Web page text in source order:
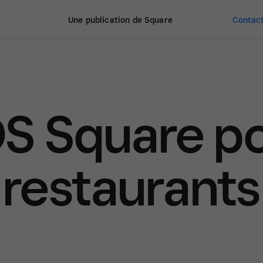
Une publication de Square
Square
restaurants